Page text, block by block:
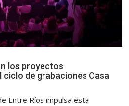
los proyectos
de grabaciones Casa
Entre Ríos impulsa esta